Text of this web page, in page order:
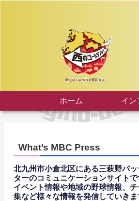
ホーム イン
What’s MBC Press
北九州市小倉北区にある三萩野バ
ターのコミュニケーションサイトで
イベント情報や地域の野球情報、
集など様々な情報を発信していきま